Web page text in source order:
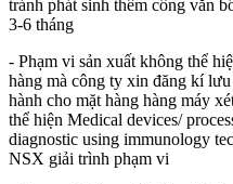
tránh phát sinh thêm công văn
3-6 tháng
- Phạm vi sản xuất không thể
hàng mà công ty xin đăng kí
hành cho mặt hàng hàng máy
thể hiện Medical devices/
diagnostic using immunology
NSX giải trình phạm vi